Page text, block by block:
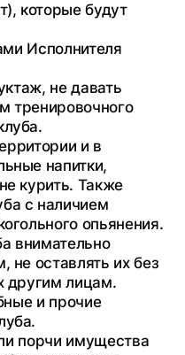
которые будут
Исполнителя
не давать
тренировочного
и в
напитки,
курить. Также
с наличием
опьянения.
внимательно
не оставлять их без
другим лицам.
и прочие
порчи имущества